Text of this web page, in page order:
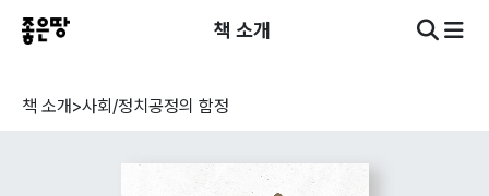
책 소개
책 소개>사회/정치 공정의 함정